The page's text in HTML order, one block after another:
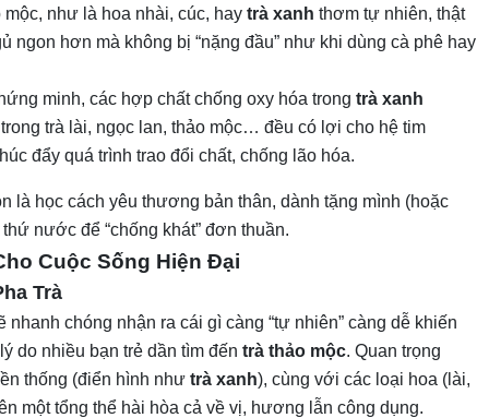
mộc, như là hoa nhài, cúc, hay trà xanh thơm tự nhiên, thật
ngon hơn mà không bị “nặng đầu” như khi dùng cà phê hay
minh, các hợp chất chống oxy hóa trong trà xanh
trà lài, ngọc lan, thảo mộc… đều có lợi cho hệ tim
đẩy quá trình trao đổi chất, chống lão hóa.
là học cách yêu thương bản thân, dành tặng mình (hoặc
nước để “chống khát” đơn thuần.
Cuộc Sống Hiện Đại
Trà
chóng nhận ra cái gì càng “tự nhiên” càng dễ khiến
do nhiều bạn trẻ dần tìm đến trà thảo mộc. Quan trọng
thống (điển hình như trà xanh), cùng với các loại hoa (lài,
một tổng thể hài hòa cả về vị, hương lẫn công dụng.